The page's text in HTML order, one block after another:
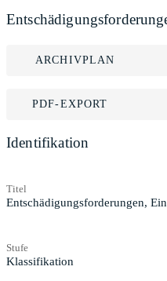
ARCHIVPLAN
PDF-EXPORT
Identifikation
Titel
Entschädigungsforderungen,
Stufe
Klassifikation